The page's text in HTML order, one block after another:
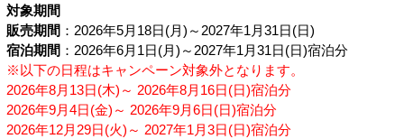
対象期間
販売期間 ：2026年5月18日(月)～2027年1月31日(日)
宿泊期間 ：2026年6月1日(月)～2027年1月31日(日)宿泊分
※以下の日程はキャンペーン対象外となります。
2026年8月13日(木)～ 2026年8月16日(日)宿泊分
2026年9月4日(金)～ 2026年9月6日(日)宿泊分
2026年12月29日(火)～ 2027年1月3日(日)宿泊分